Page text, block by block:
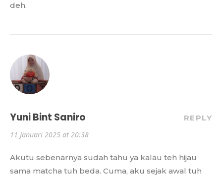
deh.
Yuni Bint Saniro
11 Januari 2025 at 20:38
REPLY
Akutu sebenarnya sudah tahu ya kalau teh hijau
sama matcha tuh beda. Cuma, aku sejak awal tuh